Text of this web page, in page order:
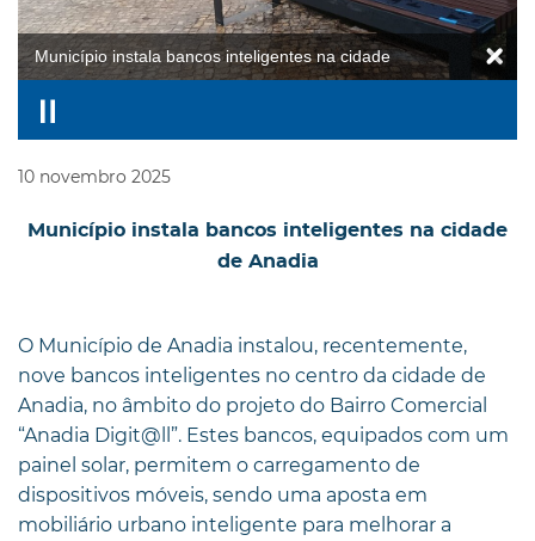
Município instala bancos inteligentes na cidade
10 novembro 2025
Município instala bancos inteligentes na cidade
de Anadia
O Município de Anadia instalou, recentemente,
nove bancos inteligentes no centro da cidade de
Anadia, no âmbito do projeto do Bairro Comercial
“Anadia Digit@ll”. Estes bancos, equipados com um
painel solar, permitem o carregamento de
dispositivos móveis, sendo uma aposta em
mobiliário urbano inteligente para melhorar a